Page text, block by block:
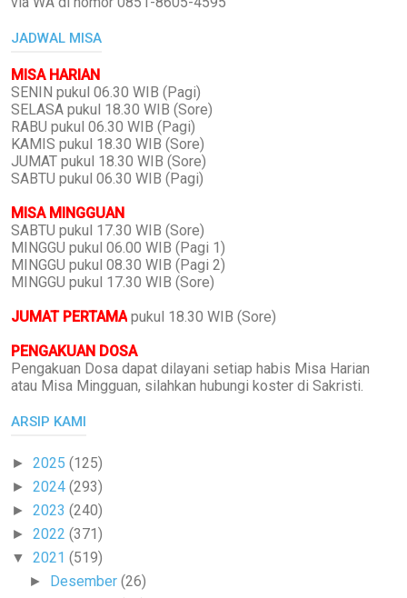
JADWAL MISA
MISA HARIAN
SENIN pukul 06.30 WIB (Pagi)
SELASA pukul 18.30 WIB (Sore)
RABU pukul 06.30 WIB (Pagi)
KAMIS pukul 18.30 WIB (Sore)
JUMAT pukul 18.30 WIB (Sore)
SABTU pukul 06.30 WIB (Pagi)
MISA MINGGUAN
SABTU pukul 17.30 WIB (Sore)
MINGGU pukul 06.00 WIB (Pagi 1)
MINGGU pukul 08.30 WIB (Pagi 2)
MINGGU pukul 17.30 WIB (Sore)
JUMAT PERTAMA pukul 18.30 WIB (Sore)
PENGAKUAN DOSA
Pengakuan Dosa dapat dilayani setiap habis Misa Harian
atau Misa Mingguan, silahkan hubungi koster di Sakristi.
ARSIP KAMI
► 2025 (125)
► 2024 (293)
► 2023 (240)
► 2022 (371)
▼ 2021 (519)
► Desember(26)